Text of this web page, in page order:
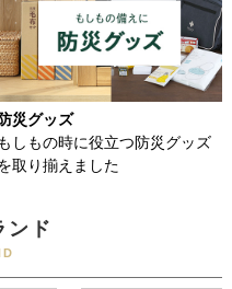
防災グッズ
もしもの時に役立つ防災グッズ
取り揃えました
ンド